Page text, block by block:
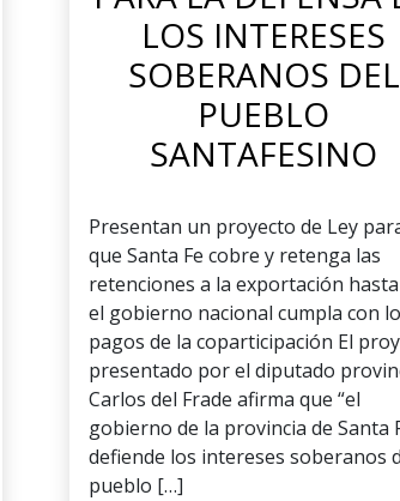
LOS INTERESES
SOBERANOS DEL
PUEBLO
SANTAFESINO
Presentan un proyecto de Ley
que Santa Fe cobre y retenga las
retenciones a la exportación
el gobierno nacional cumpla con
pagos de la coparticipación El
presentado por el diputado
Carlos del Frade afirma que “el
gobierno de la provincia de Santa
defiende los intereses soberanos
pueblo […]